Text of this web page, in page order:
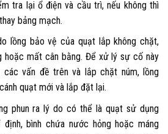
tra lại ổ điện và cầu trì, nếu không thì
bảng mạch.
lồng bảo vệ của quạt lắp không chặt,
hoặc mất cân bằng. Để xử lý sự cố này
vấn đề trên và lắp chặt núm, lồng
quạt mới và lắp đặt lại.
phun ra lý do có thể là quạt sử dụng
bình chứa nước hỏng hoặc máng